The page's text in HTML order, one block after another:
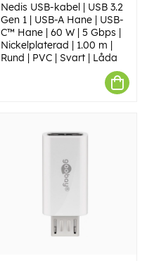
Nedis USB-kabel | USB 3.2
Gen 1 | USB-A Hane | USB-
C™ Hane | 60 W | 5 Gbps |
Nickelplaterad | 1.00 m |
Rund | PVC | Svart | Låda